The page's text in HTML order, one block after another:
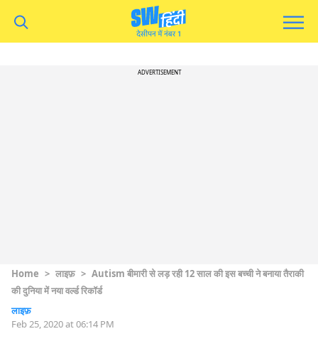
ADVERTISEMENT
Home > लाइफ़ > Autism बीमारी से लड़ रही 12 साल की इस बच्ची ने बनाया तैराकी
की दुनिया में नया वर्ल्ड रिकॉर्ड
लाइफ़
Feb 25, 2020 at 06:14 PM